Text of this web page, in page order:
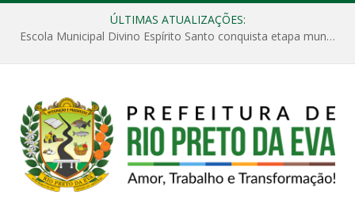
ÚLTIMAS ATUALIZAÇÕES:
Escola Municipal Divino Espírito Santo conquista etapa municipal da V Feira Amazonense de Matemática